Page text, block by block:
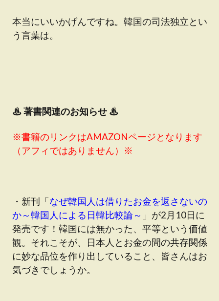
本当にいいかげんですね。韓国の司法独立とい
う言葉は。
♨著書関連のお知らせ ♨
※書籍のリンクはAMAZONページとなります
（アフィではありません）※
・新刊「なぜ韓国人は借りたお金を返さないの
か～韓国人による日韓比較論～ 」が2月10日に
発売です！韓国には無かった、平等という価値
観。それこそが、日本人とお金の間の共存関係
に妙な品位を作り出していること、皆さんはお
気づきでしょうか。